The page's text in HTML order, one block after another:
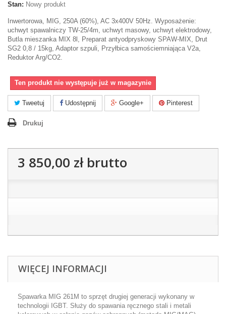
Stan: Nowy produkt
Inwertorowa, MIG, 250A (60%), AC 3x400V 50Hz. Wyposażenie:
uchwyt spawalniczy TW-25/4m, uchwyt masowy, uchwyt elektrodowy,
Butla mieszanka MIX 8l, Preparat antyodpryskowy SPAW-MIX, Drut
SG2 0,8 / 15kg, Adaptor szpuli, Przyłbica samościemniająca V2a,
Reduktor Arg/CO2.
Ten produkt nie występuje już w magazynie
Tweetuj Udostępnij Google+ Pinterest
Drukuj
3 850,00 złbrutto
WIĘCEJ INFORMACJI
Spawarka MIG 261M to sprzęt drugiej generacji wykonany w
technologii IGBT. Służy do spawania ręcznego stali i metali